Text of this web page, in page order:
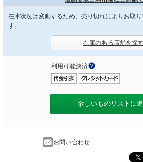
在庫状況は変動するため、売り切れによりお取
す。
在庫のある店舗を探
利用可能決済
欲しいものリストに
お問い合わせ